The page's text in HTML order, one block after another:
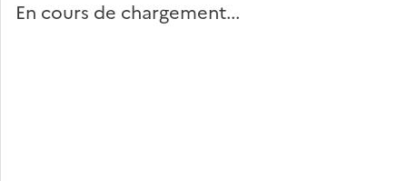
En cours de chargement...